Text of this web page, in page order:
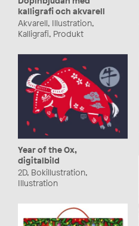
kalligrafi och akvarell
Akvarell, Illustration,
Kalligrafi, Produkt
Year of the Ox,
digitalbild
2D, Bokillustration,
Illustration